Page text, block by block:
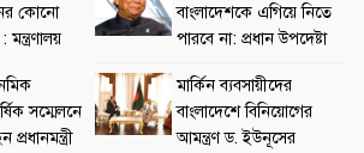
কোনো
মন্ত্রণালয়
বাংলাদেশকে এগিয়ে নিতে
পারবে না: প্রধান উপদেষ্টা
সম্মেলনে
মার্কিন ব্যবসায়ীদের
বাংলাদেশে বিনিয়োগের
আমন্ত্রণ ড. ইউনূসের